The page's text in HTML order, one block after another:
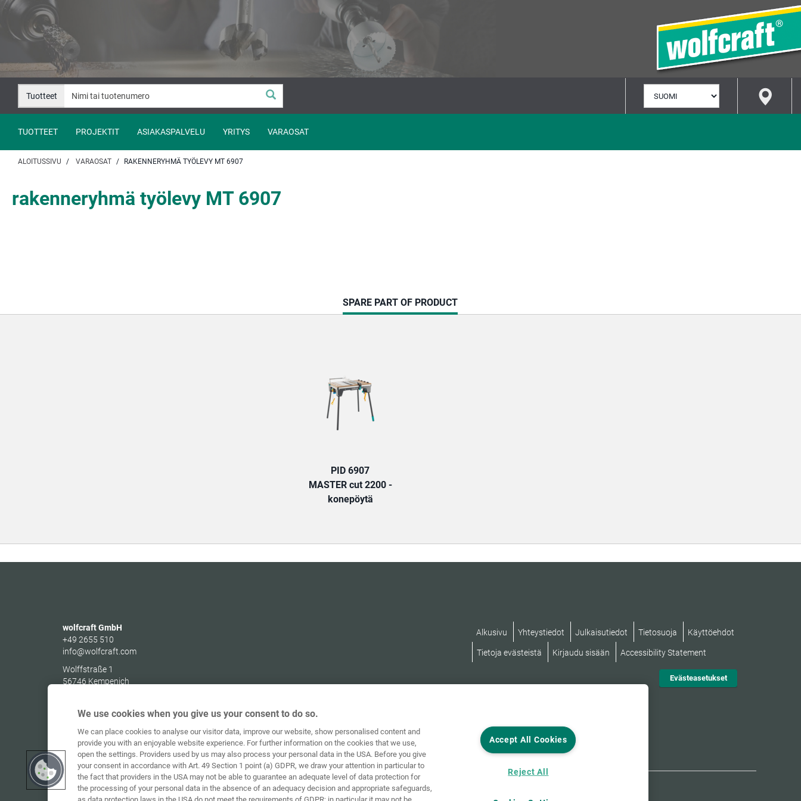
Siirry
sisältöön
Siirry
navigaatioon
Tuotteet
KIELI
TUOTTEET PROJEKTIT ASIAKASPALVELU YRITYS VARAOSAT
ALOITUSSIVU VARAOSAT RAKENNERYHMÄ TYÖLEVY MT 6907
rakenneryhmä työlevy MT 6907
CURRENT
TAB:
SPARE PART OF PRODUCT
PID 6907
MASTER cut 2200 -
konepöytä
wolfcraft GmbH
+49 2655 510
info@wolfcraft.com
Wolffstraße 1
56746 Kempenich
Alkusivu Yhteystiedot Julkaisutiedot Tietosuoja Käyttöehdot
Tietoja evästeistä Kirjaudu sisään Accessibility Statement
Evästeasetukset
We use cookies when you give us your consent to do so.
We can place cookies to analyse our visitor data, improve our website, show personalised content and
provide you with an enjoyable website experience. For further information on the cookies that we use,
open the settings. Providers used by us may also process your personal data in the USA. Before you give
your consent in accordance with Art. 49 Section 1 point (a) GDPR, we draw your attention in particular to
the fact that providers in the USA may not be able to guarantee an adequate level of data protection for
the processing of your personal data in the absence of an adequacy decision and appropriate safeguards,
Accept All Cookies
Reject All